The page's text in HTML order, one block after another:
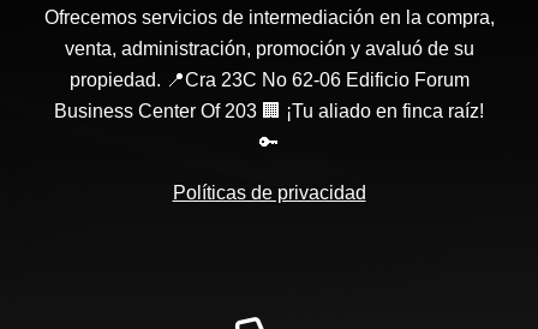
Ofrecemos servicios de intermediación en la compra,
venta, administración, promoción y avaluó de su
propiedad. 📍Cra 23C No 62-06 Edificio Forum
Business Center Of 203 🏢 ¡Tu aliado en finca raíz!
🔑
Políticas de privacidad